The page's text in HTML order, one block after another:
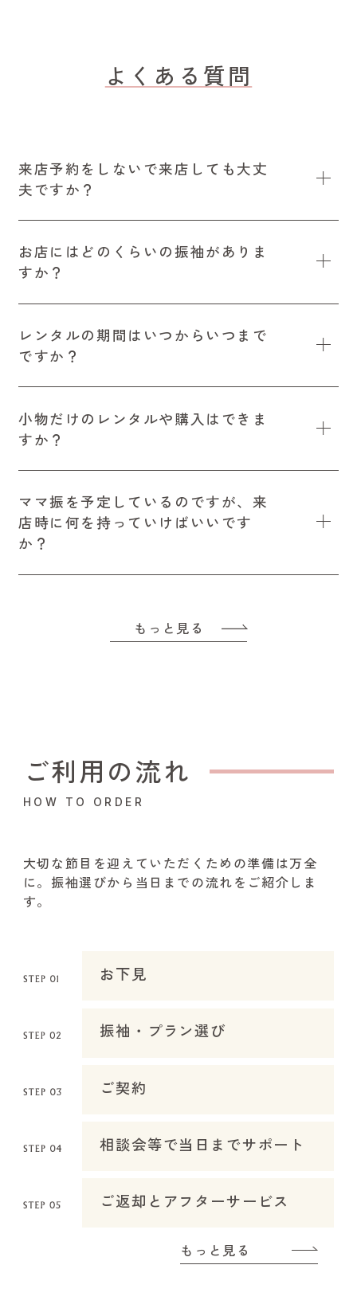
よくある質問
来店予約をしないで来店しても大丈
夫ですか？
お店にはどのくらいの振袖がありま
すか？
レンタルの期間はいつからいつまで
ですか？
小物だけのレンタルや購入はできま
すか？
ママ振を予定しているのですが、来
店時に何を持っていけばいいです
か？
もっと見る
ご利用の流れ
HOW TO ORDER
大切な節目を迎えていただくための準備は万全
に。振袖選びから当日までの流れをご紹介しま
す。
お下見
振袖・プラン選び
ご契約
相談会等で当日までサポート
ご返却とアフターサービス
もっと見る